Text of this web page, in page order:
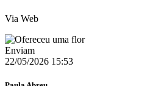
Via Web
Enviam
22/05/2026 15:53